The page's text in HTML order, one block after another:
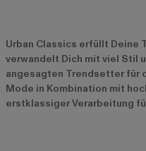
Urban Classics erfüllt Deine
verwandelt Dich mit viel Stil
angesagten Trendsetter für
Mode in Kombination mit
erstklassiger Verarbeitung